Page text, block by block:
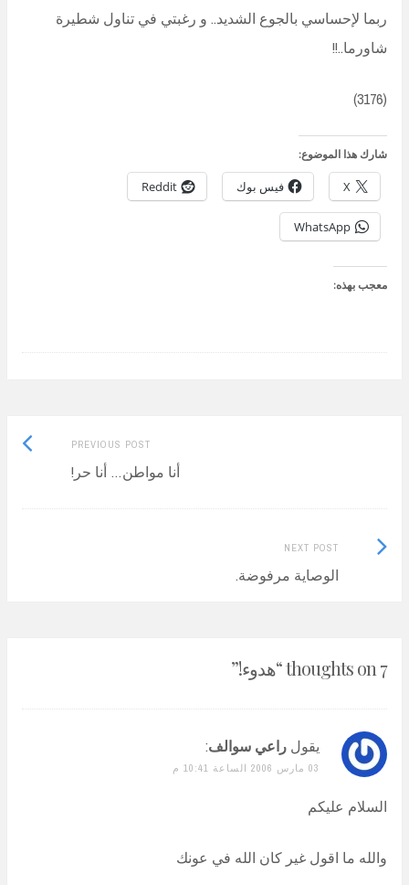
ربما لإحساسي بالجوع الشديد.. و رغبتي في تناول شطيرة
شاورما..!!
(3176)
شارك هذا الموضوع:
X فيس بوك Reddit
WhatsApp
معجب بهذه:
PREVIOUS POST
Previous
post:أنا مواطن… أنا حر!
NEXT POST
الوصاية مرفوضة.
Next
Post:
7 thoughts on “ هدوء!”
يقول راعي سوالف:
03 مارس 2006 الساعة 10:41 م
السلام عليكم
والله ما اقول غير كان الله في عونك